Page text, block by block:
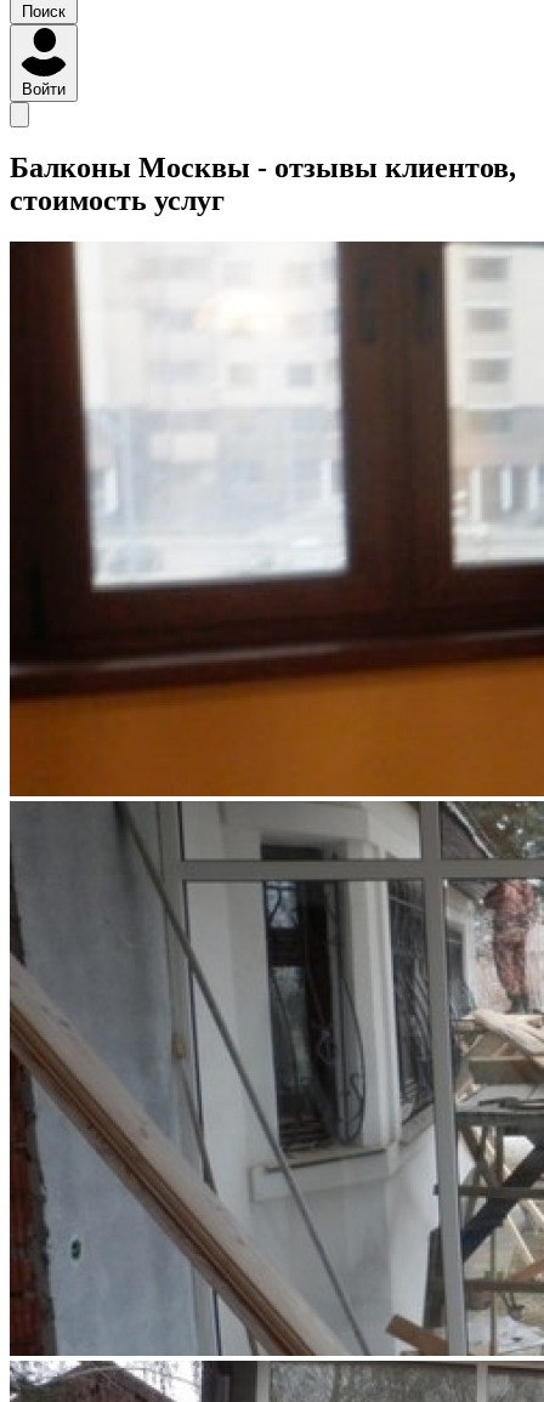
Поиск
Войти
Балконы Москвы - отзывы клиентов,
стоимость услуг